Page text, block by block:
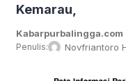
Kemarau,
Kabarpurbalingga.com
Penulis: Novfriantoro